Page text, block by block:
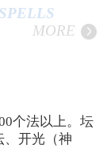
MORE
个法以上。坛
、开光（神